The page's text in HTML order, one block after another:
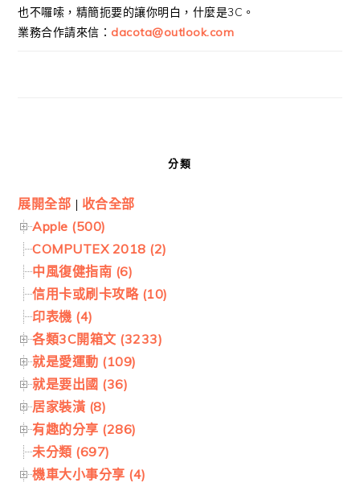
也不囉嗦，精簡扼要的讓你明白，什麼是3C。
業務合作請來信： dacota@outlook.com
分類
展開全部 | 收合全部
Apple (500)
COMPUTEX 2018 (2)
中風復健指南 (6)
信用卡或刷卡攻略 (10)
印表機 (4)
各類3C開箱文 (3233)
就是愛運動 (109)
就是要出國 (36)
居家裝潢 (8)
有趣的分享 (286)
未分類 (697)
機車大小事分享 (4)